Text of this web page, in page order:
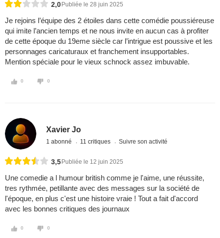
2,0 Publiée le 28 juin 2025
Je rejoins l’équipe des 2 étoiles dans cette comédie poussiéreuse
qui imite l’ancien temps et ne nous invite en aucun cas à profiter
de cette époque du 19eme siècle car l’intrigue est poussive et les
personnages caricaturaux et franchement insupportables.
Mention spéciale pour le vieux schnock assez imbuvable.
0 0
Xavier Jo
1 abonné 11 critiques Suivre son activité
3,5 Publiée le 12 juin 2025
Une comedie a l humour british comme je l'aime, une réussite,
tres rythmée, petillante avec des messages sur la société de
l'époque, en plus c'est une histoire vraie ! Tout a fait d'accord
avec les bonnes critiques des journaux
0 0